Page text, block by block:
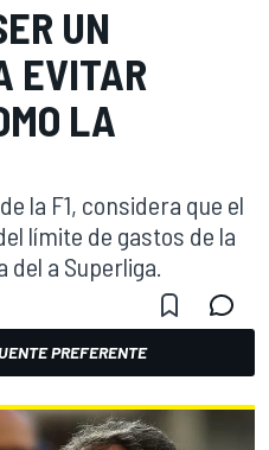
UN
EVITAR
LA
la F1, considera que el
límite de gastos de la
a Superliga.
PREFERENTE